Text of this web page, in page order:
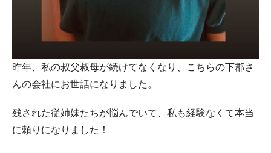
昨年、私の叔父叔母が続けてなくなり、こちらの下郡さ
んの会社にお世話になりました。
残された従姉妹たちが悩んでいて、私も経験なくて本当
に頼りになりました！